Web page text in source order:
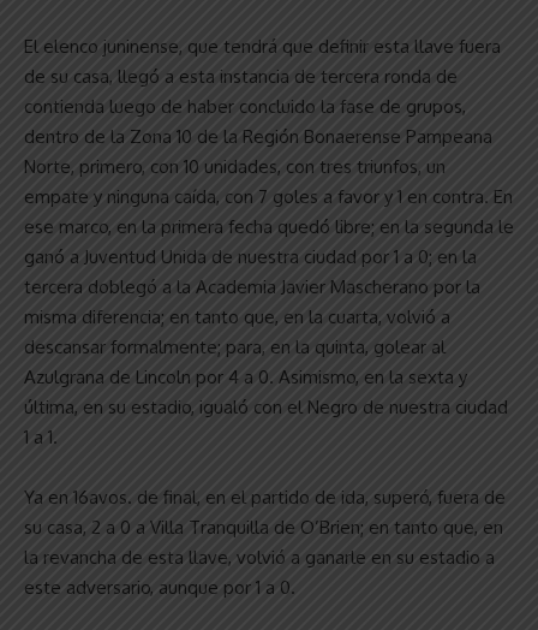
El elenco juninense, que tendrá que definir esta llave fuera
de su casa, llegó a esta instancia de tercera ronda de
contienda luego de haber concluido la fase de grupos,
dentro de la Zona 10 de la Región Bonaerense Pampeana
Norte, primero, con 10 unidades, con tres triunfos, un
empate y ninguna caída, con 7 goles a favor y 1 en contra. En
ese marco, en la primera fecha quedó libre; en la segunda le
ganó a Juventud Unida de nuestra ciudad por 1 a 0; en la
tercera doblegó a la Academia Javier Mascherano por la
misma diferencia; en tanto que, en la cuarta, volvió a
descansar formalmente; para, en la quinta, golear al
Azulgrana de Lincoln por 4 a 0. Asimismo, en la sexta y
última, en su estadio, igualó con el Negro de nuestra ciudad
1 a 1.
Ya en 16avos. de final, en el partido de ida, superó, fuera de
su casa, 2 a 0 a Villa Tranquilla de O’Brien; en tanto que, en
la revancha de esta llave, volvió a ganarle en su estadio a
este adversario, aunque por 1 a 0.